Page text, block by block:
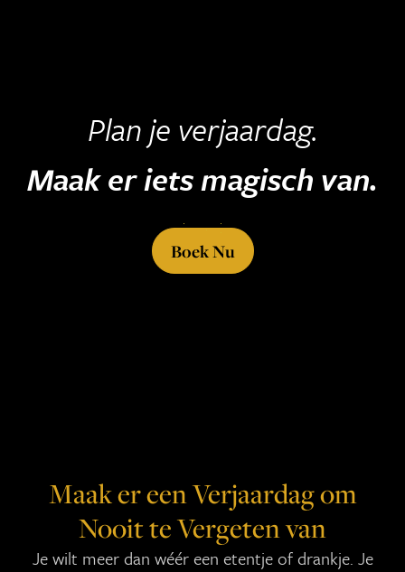
Plan je verjaardag.
Maak er iets magisch van.
Boek Nu
Maak er een Verjaardag om
Nooit te Vergeten van
Je wilt meer dan wéér een etentje of drankje. Je